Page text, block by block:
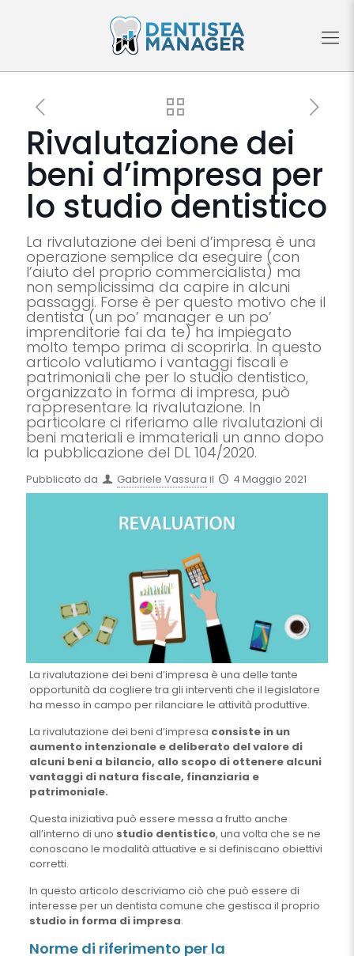
Rivalutazione dei
beni d’impresa per
lo studio dentistico
La rivalutazione dei beni d’impresa è una
operazione semplice da eseguire (con
l’aiuto del proprio commercialista) ma
non semplicissima da capire in alcuni
passaggi. Forse è per questo motivo che il
dentista (un po’ manager e un po’
imprenditorie fai da te) ha impiegato
molto tempo prima di scoprirla. In questo
articolo valutiamo i vantaggi fiscali e
patrimoniali che per lo studio dentistico,
organizzato in forma di impresa, può
rappresentare la rivalutazione. In
particolare ci riferiamo alle rivalutazioni di
beni materiali e immateriali un anno dopo
la pubblicazione del DL 104/2020.
Pubblicato da Gabriele Vassura il 4 Maggio 2021
La rivalutazione dei beni d’impresa è una delle tante
opportunità da cogliere tra gli interventi che il legislatore
ha messo in campo per rilanciare le attività produttive.
La rivalutazione dei beni d’impresa consiste in un
aumento intenzionale e deliberato del valore di
alcuni beni a bilancio, allo scopo di ottenere alcuni
vantaggi di natura fiscale, finanziaria e
patrimoniale.
Questa iniziativa può essere messa a frutto anche
all’interno di uno studio dentistico, una volta che se ne
conoscano le modalità attuative e si definiscano obiettivi
corretti.
In questo articolo descriviamo ciò che può essere di
interesse per un dentista comune che gestisca il proprio
studio in forma di impresa.
Norme di riferimento per la